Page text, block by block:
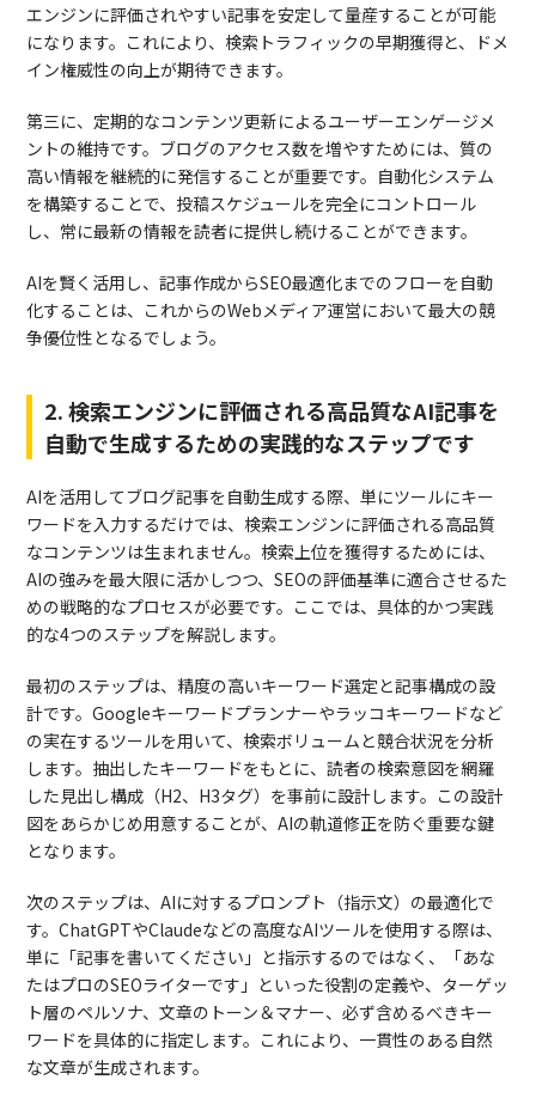
エンジンに評価されやすい記事を安定して量産することが可能
になります。これにより、検索トラフィックの早期獲得と、ドメ
イン権威性の向上が期待できます。
第三に、定期的なコンテンツ更新によるユーザーエンゲージメ
ントの維持です。ブログのアクセス数を増やすためには、質の
高い情報を継続的に発信することが重要です。自動化システム
を構築することで、投稿スケジュールを完全にコントロール
し、常に最新の情報を読者に提供し続けることができます。
AIを賢く活用し、記事作成からSEO最適化までのフローを自動
化することは、これからのWebメディア運営において最大の競
争優位性となるでしょう。
2. 検索エンジンに評価される高品質なAI記事を
自動で生成するための実践的なステップです
AIを活用してブログ記事を自動生成する際、単にツールにキー
ワードを入力するだけでは、検索エンジンに評価される高品質
なコンテンツは生まれません。検索上位を獲得するためには、
AIの強みを最大限に活かしつつ、SEOの評価基準に適合させるた
めの戦略的なプロセスが必要です。ここでは、具体的かつ実践
的な4つのステップを解説します。
最初のステップは、精度の高いキーワード選定と記事構成の設
計です。Googleキーワードプランナーやラッコキーワードなど
の実在するツールを用いて、検索ボリュームと競合状況を分析
します。抽出したキーワードをもとに、読者の検索意図を網羅
した見出し構成（H2、H3タグ）を事前に設計します。この設計
図をあらかじめ用意することが、AIの軌道修正を防ぐ重要な鍵
となります。
次のステップは、AIに対するプロンプト（指示文）の最適化で
す。ChatGPTやClaudeなどの高度なAIツールを使用する際は、
単に「記事を書いてください」と指示するのではなく、「あな
たはプロのSEOライターです」といった役割の定義や、ターゲッ
ト層のペルソナ、文章のトーン＆マナー、必ず含めるべきキー
ワードを具体的に指定します。これにより、一貫性のある自然
な文章が生成されます。